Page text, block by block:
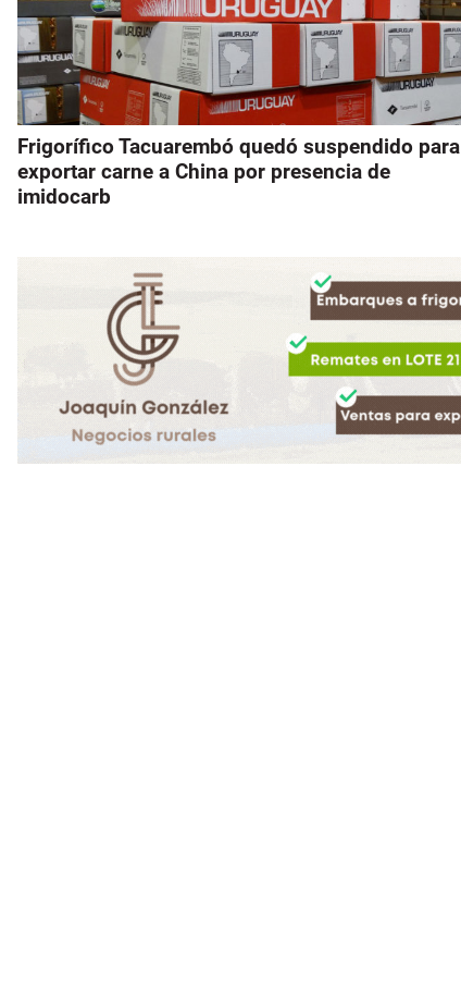
Frigorífico Tacuarembó quedó suspendido para
exportar carne a China por presencia de
imidocarb